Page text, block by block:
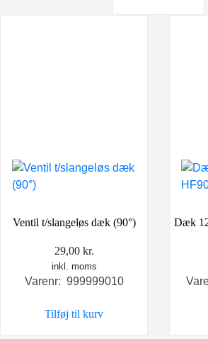
Ventil t/slangeløs dæk (90°)
29,00 kr.
inkl. moms
Varenr: 999999010
Tilføj til kurv
Dæk